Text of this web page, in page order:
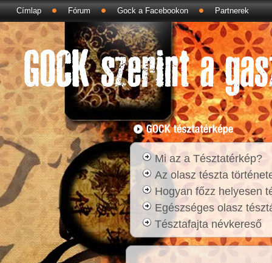
Címlap Fórum Gock a Facebookon Partnerek
Mi az a Tésztatérkép?
Az olasz tészta
Hogyan főzz helyesen
Egészséges olasz
Tésztafajta névkereső